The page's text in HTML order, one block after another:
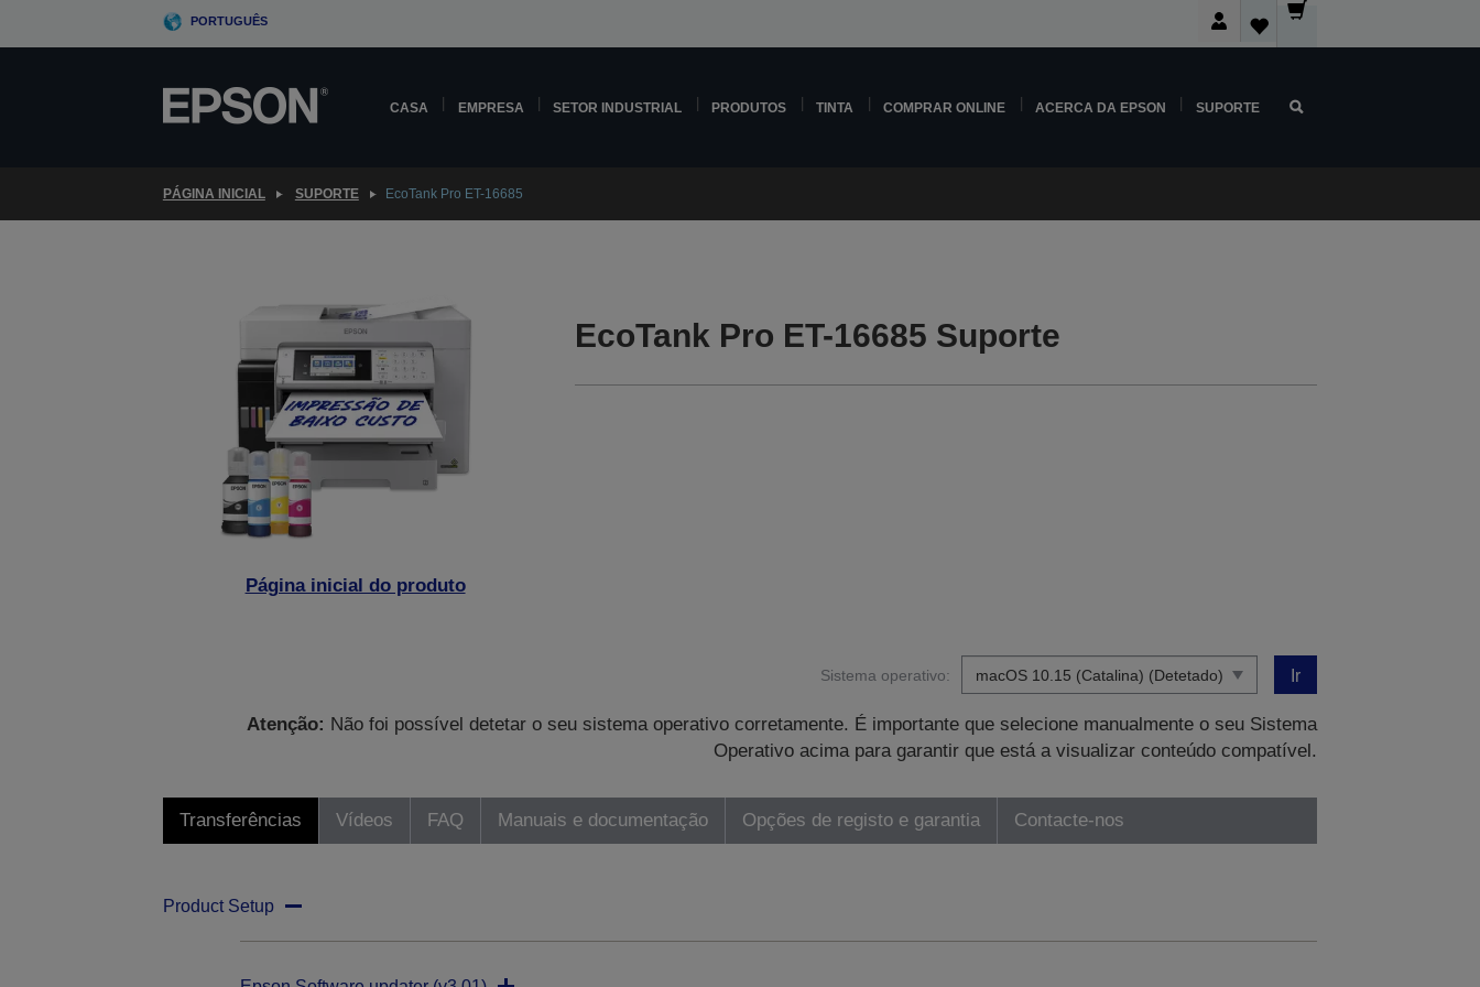
PORTUGUÊS
CASA EMPRESA SETOR INDUSTRIAL PRODUTOS TINTA COMPRAR ONLINE ACERCA DA EPSON SUPORTE
PÁGINA INICIAL SUPORTE EcoTank Pro ET-16685
Página inicial do produto
EcoTank Pro ET-16685 Suporte
Sistema operativo: Ir
Atenção: Não foi possível detetar o seu sistema operativo corretamente. É importante que selecione manualmente o seu Sistema
Operativo acima para garantir que está a visualizar conteúdo compatível.
Transferências Vídeos FAQ Manuais e documentação Opções de registo e garantia Contacte-nos
Product Setup